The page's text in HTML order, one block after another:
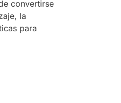
convertirse
la
para